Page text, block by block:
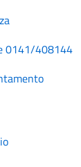
0141/408144